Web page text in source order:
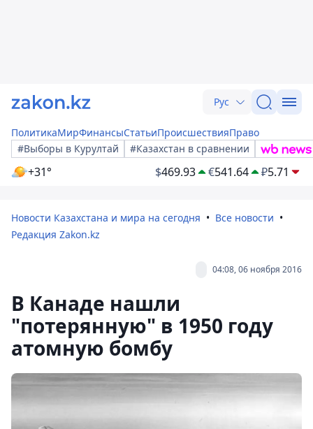
Рус
ПолитикаМирФинансыСтатьиПроисшествияПраво
#Выборы в Курултай
#Казахстан в сравнении
+31° $469.93 €541.64 ₽5.71
Новости Казахстана и мира на сегодня
Все новости
Редакция Zakon.kz
04:08, 06 ноября 2016
В Канаде нашли
"потерянную" в 1950 году
атомную бомбу